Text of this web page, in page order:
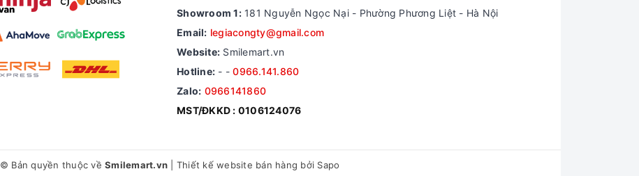
Showroom 1:181 Nguyễn Ngọc Nại - Phường Phương Liệt - Hà Nội
Email: legiacongty@gmail.com
Website: Smilemart.vn
Hotline: - -0966.141.860
Zalo: 0966141860
MST/ĐKKD : 0106124076
© Bản quyền thuộc về Smilemart.vn Thiết kế website bán hàng bởi Sapo